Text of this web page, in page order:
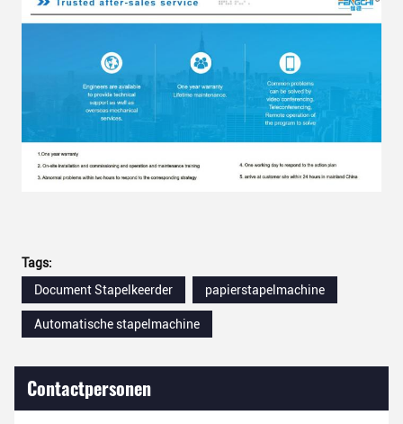
Tags:
Document Stapelkeerder
papierstapelmachine
Automatische stapelmachine
Contactpersonen